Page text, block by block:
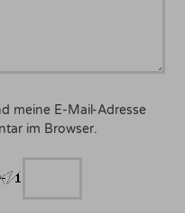
meine E-Mail-Adresse
im Browser.